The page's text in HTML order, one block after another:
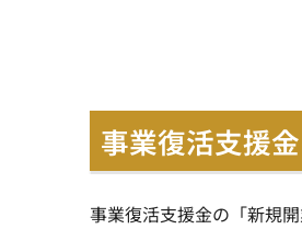
事業復活支援
事業復活支援金の「新規